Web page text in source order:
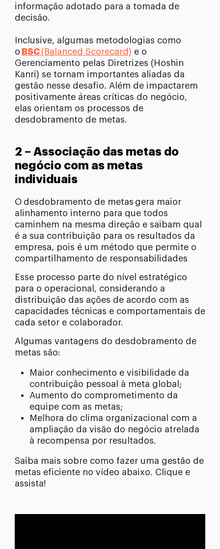
informação adotado para a tomada de
decisão.
Inclusive, algumas metodologias como
o BSC (Balanced Scorecard) e o
Gerenciamento pelas Diretrizes (Hoshin
Kanri) se tornam importantes aliadas da
gestão nesse desafio. Além de impactarem
positivamente áreas críticas do negócio,
elas orientam os processos de
desdobramento de metas.
2 – Associação das metas do
negócio com as metas
individuais
O desdobramento de metas gera maior
alinhamento interno para que todos
caminhem na mesma direção e saibam qual
é a sua contribuição para os resultados da
empresa, pois é um método que permite o
compartilhamento de responsabilidades
Esse processo parte do nível estratégico
para o operacional, considerando a
distribuição das ações de acordo com as
capacidades técnicas e comportamentais de
cada setor e colaborador.
Algumas vantagens do desdobramento de
metas são:
Maior conhecimento e visibilidade da
contribuição pessoal à meta global;
Aumento do comprometimento da
equipe com as metas;
Melhora do clima organizacional com a
ampliação da visão do negócio atrelada
à recompensa por resultados.
Saiba mais sobre como fazer uma gestão de
metas eficiente no vídeo abaixo. Clique e
assista!